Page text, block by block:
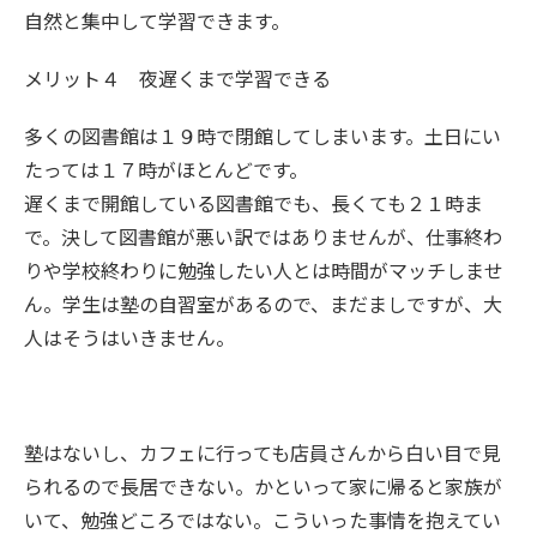
自然と集中して学習できます。
メリット４ 夜遅くまで学習できる
多くの図書館は１９時で閉館してしまいます。土日にい
たっては１７時がほとんどです。
遅くまで開館している図書館でも、長くても２１時ま
で。決して図書館が悪い訳ではありませんが、仕事終わ
りや学校終わりに勉強したい人とは時間がマッチしませ
ん。学生は塾の自習室があるので、まだましですが、大
人はそうはいきません。
塾はないし、カフェに行っても店員さんから白い目で見
られるので長居できない。かといって家に帰ると家族が
いて、勉強どころではない。こういった事情を抱えてい